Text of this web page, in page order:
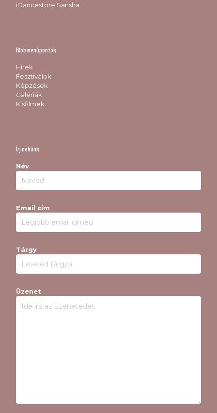
iDancestore Sansha
Főbb menüpontok
Hírek
Fesztiválok
Képzések
Galériák
Kisfilmek
Írj nekünk
Név
Email cím
Tárgy
Üzenet